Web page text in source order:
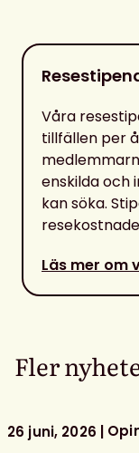
Våra
tillfällen per
enskilda och
kan söka.
Läs mer om
Fler
26 juni, 2026